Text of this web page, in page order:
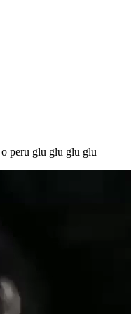
peru glu glu glu glu